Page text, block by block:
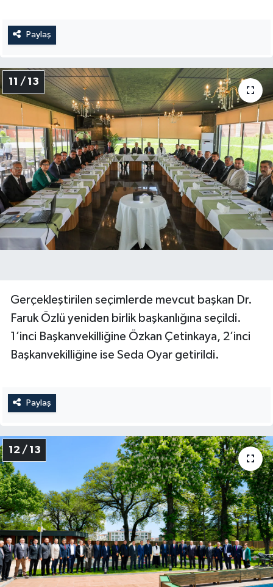
Paylaş
11 / 13
Gerçekleştirilen seçimlerde mevcut başkan Dr.
Faruk Özlü yeniden birlik başkanlığına seçildi.
1’inci Başkanvekilliğine Özkan Çetinkaya, 2’inci
Başkanvekilliğine ise Seda Oyar getirildi.
Paylaş
12 / 13